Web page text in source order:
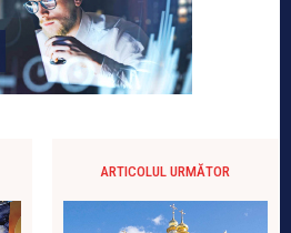
ARTICOLUL URMĂTOR